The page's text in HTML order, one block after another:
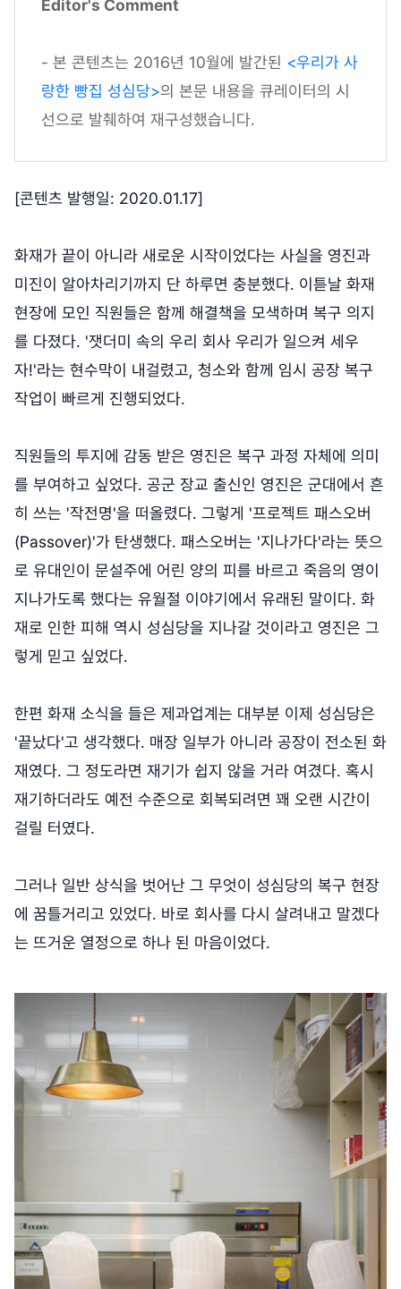
Editor's Comment
- 본 콘텐츠는 2016년 10월에 발간된 <우리가 사
랑한 빵집 성심당>의 본문 내용을 큐레이터의 시
선으로 발췌하여 재구성했습니다.
[콘텐츠 발행일: 2020.01.17]
화재가 끝이 아니라 새로운 시작이었다는 사실을 영진과
미진이 알아차리기까지 단 하루면 충분했다. 이튿날 화재
현장에 모인 직원들은 함께 해결책을 모색하며 복구 의지
를 다졌다. '잿더미 속의 우리 회사 우리가 일으켜 세우
자!'라는 현수막이 내걸렸고, 청소와 함께 임시 공장 복구
작업이 빠르게 진행되었다.
직원들의 투지에 감동 받은 영진은 복구 과정 자체에 의미
를 부여하고 싶었다. 공군 장교 출신인 영진은 군대에서 흔
히 쓰는 '작전명'을 떠올렸다. 그렇게 '프로젝트 패스오버
(Passover)'가 탄생했다. 패스오버는 '지나가다'라는 뜻으
로 유대인이 문설주에 어린 양의 피를 바르고 죽음의 영이
지나가도록 했다는 유월절 이야기에서 유래된 말이다. 화
재로 인한 피해 역시 성심당을 지나갈 것이라고 영진은 그
렇게 믿고 싶었다.
한편 화재 소식을 들은 제과업계는 대부분 이제 성심당은
'끝났다'고 생각했다. 매장 일부가 아니라 공장이 전소된 화
재였다. 그 정도라면 재기가 쉽지 않을 거라 여겼다. 혹시
재기하더라도 예전 수준으로 회복되려면 꽤 오랜 시간이
걸릴 터였다.
그러나 일반 상식을 벗어난 그 무엇이 성심당의 복구 현장
에 꿈틀거리고 있었다. 바로 회사를 다시 살려내고 말겠다
는 뜨거운 열정으로 하나 된 마음이었다.